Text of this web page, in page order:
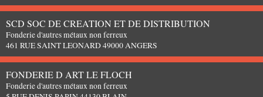
SCD SOC DE CREATION ET DE DISTRIBUTION
Fonderie d'autres métaux non ferreux
461 RUE SAINT LEONARD 49000 ANGERS
FONDERIE D ART LE FLOCH
Fonderie d'autres métaux non ferreux